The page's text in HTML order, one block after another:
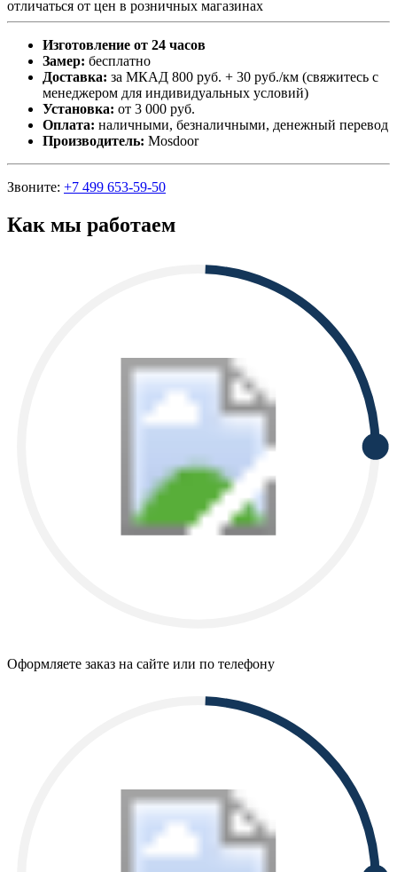
отличаться от цен в розничных магазинах
Изготовление от 24 часов
Замер: бесплатно
Доставка: за МКАД 800 руб. + 30 руб./км (свяжитесь с
менеджером для индивидуальных условий)
Установка: от 3 000 руб.
Оплата: наличными, безналичными, денежный перевод
Производитель: Mosdoor
Звоните: +7 499 653-59-50
Как мы работаем
Оформляете заказ на сайте или по телефону